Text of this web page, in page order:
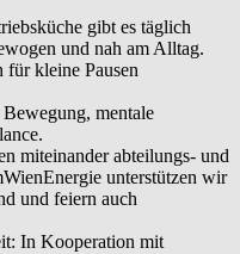
gibt es täglich
und nah am Alltag.
für kleine Pausen
mentale
miteinander abteilungs- und
unterstützen wir
und feiern auch
In Kooperation mit